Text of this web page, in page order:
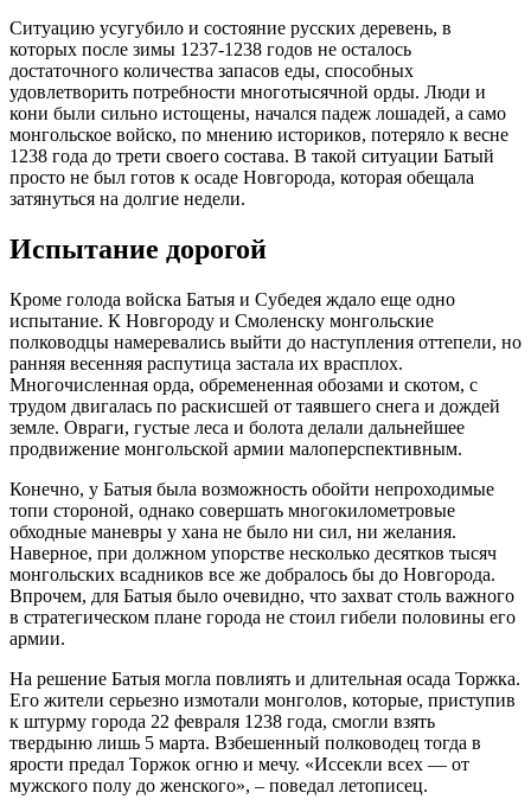
Ситуацию усугубило и состояние русских деревень, в
которых после зимы 1237-1238 годов не осталось
достаточного количества запасов еды, способных
удовлетворить потребности многотысячной орды. Люди и
кони были сильно истощены, начался падеж лошадей, а само
монгольское войско, по мнению историков, потеряло к весне
1238 года до трети своего состава. В такой ситуации Батый
просто не был готов к осаде Новгорода, которая обещала
затянуться на долгие недели.
Испытание дорогой
Кроме голода войска Батыя и Субедея ждало еще одно
испытание. К Новгороду и Смоленску монгольские
полководцы намеревались выйти до наступления оттепели, но
ранняя весенняя распутица застала их врасплох.
Многочисленная орда, обремененная обозами и скотом, с
трудом двигалась по раскисшей от таявшего снега и дождей
земле. Овраги, густые леса и болота делали дальнейшее
продвижение монгольской армии малоперспективным.
Конечно, у Батыя была возможность обойти непроходимые
топи стороной, однако совершать многокилометровые
обходные маневры у хана не было ни сил, ни желания.
Наверное, при должном упорстве несколько десятков тысяч
монгольских всадников все же добралось бы до Новгорода.
Впрочем, для Батыя было очевидно, что захват столь важного
в стратегическом плане города не стоил гибели половины его
армии.
На решение Батыя могла повлиять и длительная осада Торжка.
Его жители серьезно измотали монголов, которые, приступив
к штурму города 22 февраля 1238 года, смогли взять
твердыню лишь 5 марта. Взбешенный полководец тогда в
ярости предал Торжок огню и мечу. «Иссекли всех — от
мужского полу до женского», – поведал летописец.